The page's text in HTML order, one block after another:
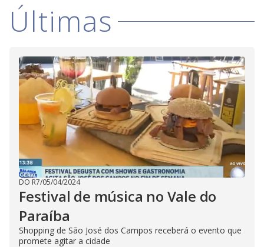
i
d
e
o
Últimas
DO R7/05/04/2024
Festival de música no Vale do
Paraíba
Shopping de São José dos Campos receberá o evento que
promete agitar a cidade